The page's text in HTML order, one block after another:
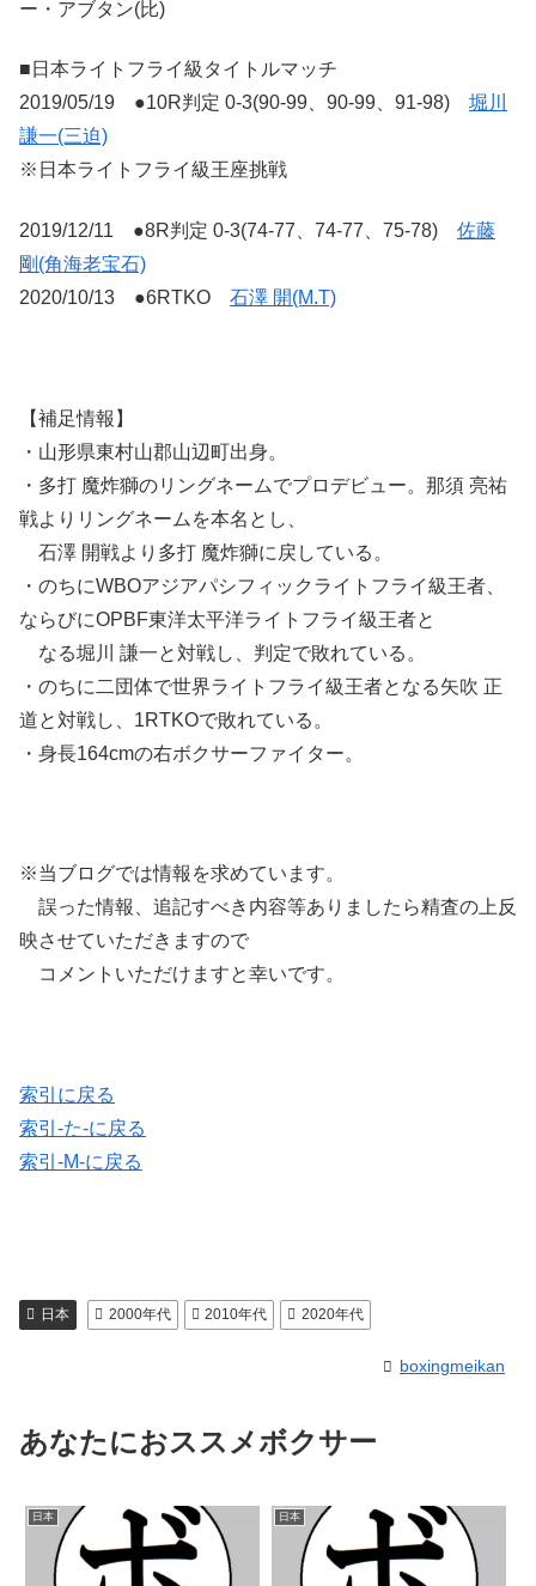
ー・アブタン(比)
■日本ライトフライ級タイトルマッチ
2019/05/19 ●10R判定 0-3(90-99、90-99、91-98) 堀川
謙一(三迫)
※日本ライトフライ級王座挑戦
2019/12/11 ●8R判定 0-3(74-77、74-77、75-78) 佐藤
剛(角海老宝石)
2020/10/13 ●6RTKO 石澤 開(M.T)
【補足情報】
・山形県東村山郡山辺町出身。
・多打 魔炸獅のリングネームでプロデビュー。那須 亮祐
戦よりリングネームを本名とし、
石澤 開戦より多打 魔炸獅に戻している。
・のちにWBOアジアパシフィックライトフライ級王者、
ならびにOPBF東洋太平洋ライトフライ級王者と
なる堀川 謙一と対戦し、判定で敗れている。
・のちに二団体で世界ライトフライ級王者となる矢吹 正
道と対戦し、1RTKOで敗れている。
・身長164cmの右ボクサーファイター。
※当ブログでは情報を求めています。
誤った情報、追記すべき内容等ありましたら精査の上反
映させていただきますので
コメントいただけますと幸いです。
索引に戻る
索引-た-に戻る
索引-M-に戻る
日本 2000年代 2010年代 2020年代
boxingmeikan
あなたにおススメボクサー
日本 日本